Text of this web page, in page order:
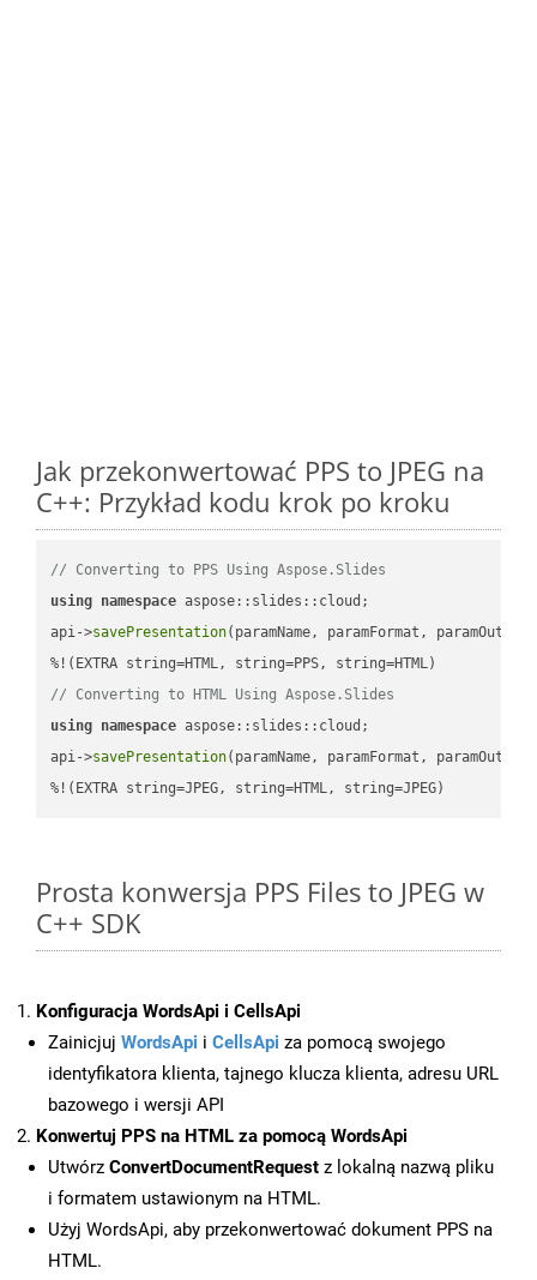
Jak przekonwertować PPS to JPEG na
C++: Przykład kodu krok po kroku
// Converting to PPS Using Aspose.Slides
using namespace aspose::slides::cloud;
api->savePresentation(paramName, paramFormat,
// Converting to HTML Using Aspose.Slides
using namespace aspose::slides::cloud;
api->savePresentation(paramName, paramFormat,
%!(EXTRA string=JPEG, string=HTML, string=JPEG)
Prosta konwersja PPS Files to JPEG w
C++ SDK
Konfiguracja WordsApi i CellsApi
Zainicjuj WordsApi i CellsApi za pomocą swojego
identyfikatora klienta, tajnego klucza klienta, adresu URL
bazowego i wersji API
Konwertuj PPS na HTML za pomocą WordsApi
Utwórz ConvertDocumentRequest z lokalną nazwą pliku
i formatem ustawionym na HTML.
Użyj WordsApi, aby przekonwertować dokument PPS na
HTML.